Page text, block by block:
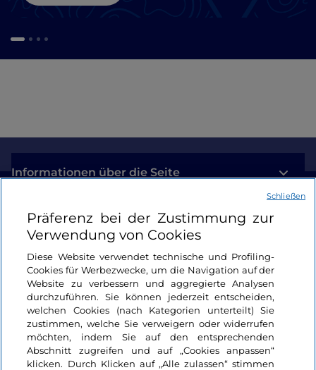
Informationen über die Seite
Nützliche Links
Login
Bleiben wir in Kontakt
Präferenz bei der Zustimmung zur
Verwendung von Cookies
Diese Website verwendet technische und Profiling-
Cookies für Werbezwecke, um die Navigation auf der
Website zu verbessern und aggregierte Analysen
durchzuführen. Sie können jederzeit entscheiden,
welchen Cookies (nach Kategorien unterteilt) Sie
zustimmen, welche Sie verweigern oder widerrufen
möchten, indem Sie auf den entsprechenden
Abschnitt zugreifen und auf „Cookies anpassen“
klicken. Durch Klicken auf „Alle zulassen“ stimmen
Schließen